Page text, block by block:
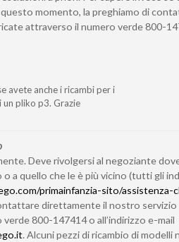
momento, la preghiamo di
attraverso il numero verde 800-
avete anche i ricambi per i
un pliko p3. Grazie
Deve rivolgersi al negoziante
a quello che le è più vicino (tutti gli
primainfanzia-sito/assistenza-
direttamente il nostro servizio
800-147414 o all’indirizzo e-mail
. Alcuni pezzi di ricambio di modelli